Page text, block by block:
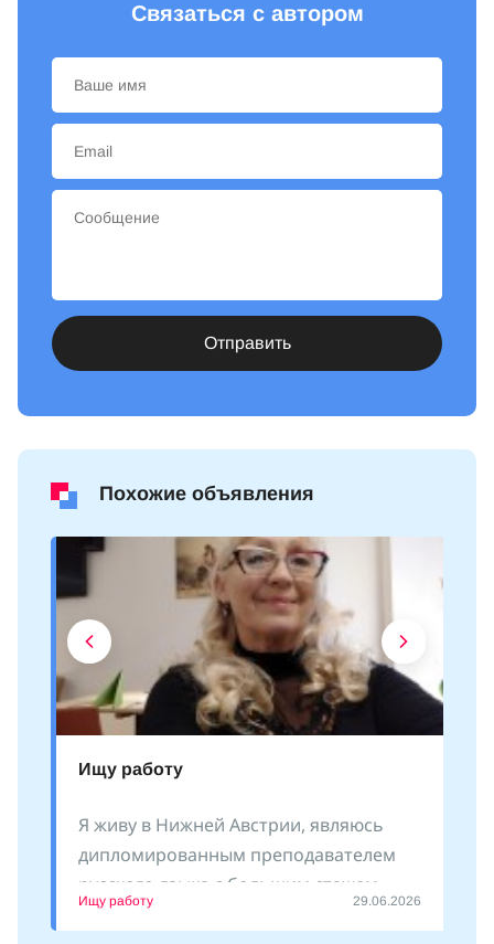
Связаться с автором
Отправить
Похожие объявления
Ищу работу
Я живу в Нижней Австрии, являюсь
дипломированным преподавателем
русского языка с большим стажем
преподавания как
Ищу работу 29.06.2026